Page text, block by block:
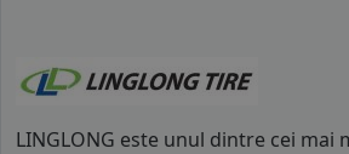
LINGLONG este unul dintre cei